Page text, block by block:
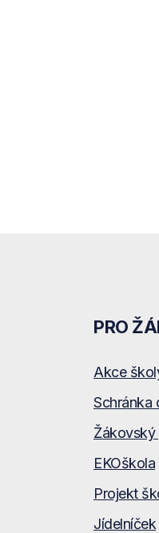
PRO
Akce
Schránka
Žákovský
EKOškola
Projekt
Jídelníček